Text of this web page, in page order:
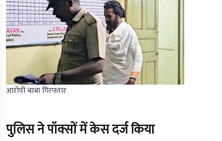
आरोपी बाबा गिरफ्तार
पुलिस ने पॉक्सों में केस दर्ज किया